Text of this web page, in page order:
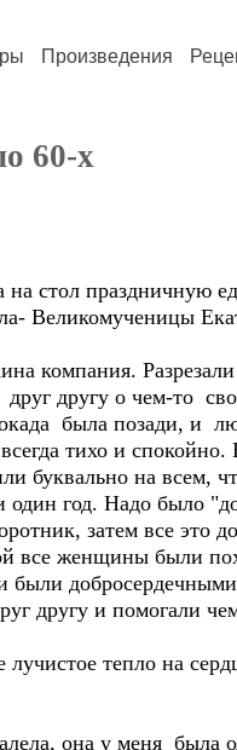
Произведения
60-х
стол праздничную
Великомученицы
компания.
другу о чем-то
была позади, и
тихо и
буквально на всем,
год. Надо было
затем все это
все женщины были
другу и помогали
тепло на
она у меня была